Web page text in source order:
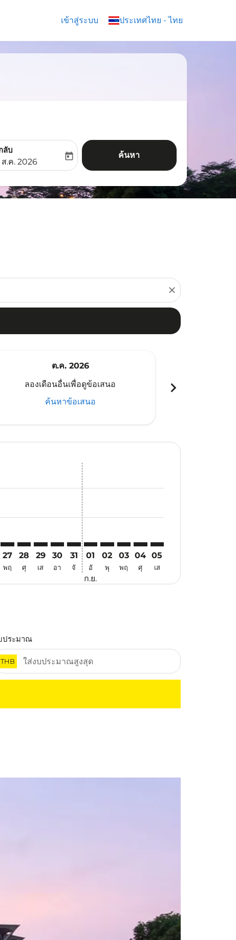
เข้าสู่ระบบ ประเทศไทย - ไทย
keyboard_arrow_down
aria-label
ลับ
return-date-aria-label
.ค. 2026
today ค้นหา
close
ต.ค. 2026
ลองเดือนอื่นเพื่อดูข้อเสนอ
ค้นหาข้อเสนอ
chevron_right
disclaimer. ค้นหาข้อเสนอ
disclaimer. ค้นหาข้อเสนอ
offers-disclaimer. ค้นหาข้อเสนอ
view-offers-disclaimer. ค้นหาข้อเสนอ
cmp-view-offers-disclaimer. ค้นหาข้อเสนอ
cmp-view-offers-disclaimer. ค้นหาข้อเสนอ
KBV–KCH: cmp-view-offers-disclaimer. ค้นหาข้อเสนอ
27
พฤ
KBV–KCH: cmp-view-offers-disclaimer. ค้นหาข้อเสนอ
28
ศุ
KBV–KCH: cmp-view-offers-disclaimer. ค้นหาข้อเสนอ
29
เส
KBV–KCH: cmp-view-offers-disclaimer. ค้นหาข้อ
30
อา
KBV–KCH: cmp-view-offers-disclaimer. ค้นห
31
จั
01
อั
ก.ย.
02
พุ
03
พฤ
04
ศุ
05
เส
ประมาณ
THB